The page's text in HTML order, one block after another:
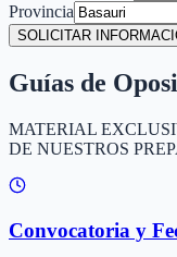
Provincia
SOLICITAR
Guías de
MATERIAL
DE NUESTROS
Convocatoria y